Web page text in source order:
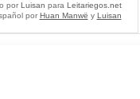
por Luisan para Leitariegos.net
por Huan Manwë y Luisan